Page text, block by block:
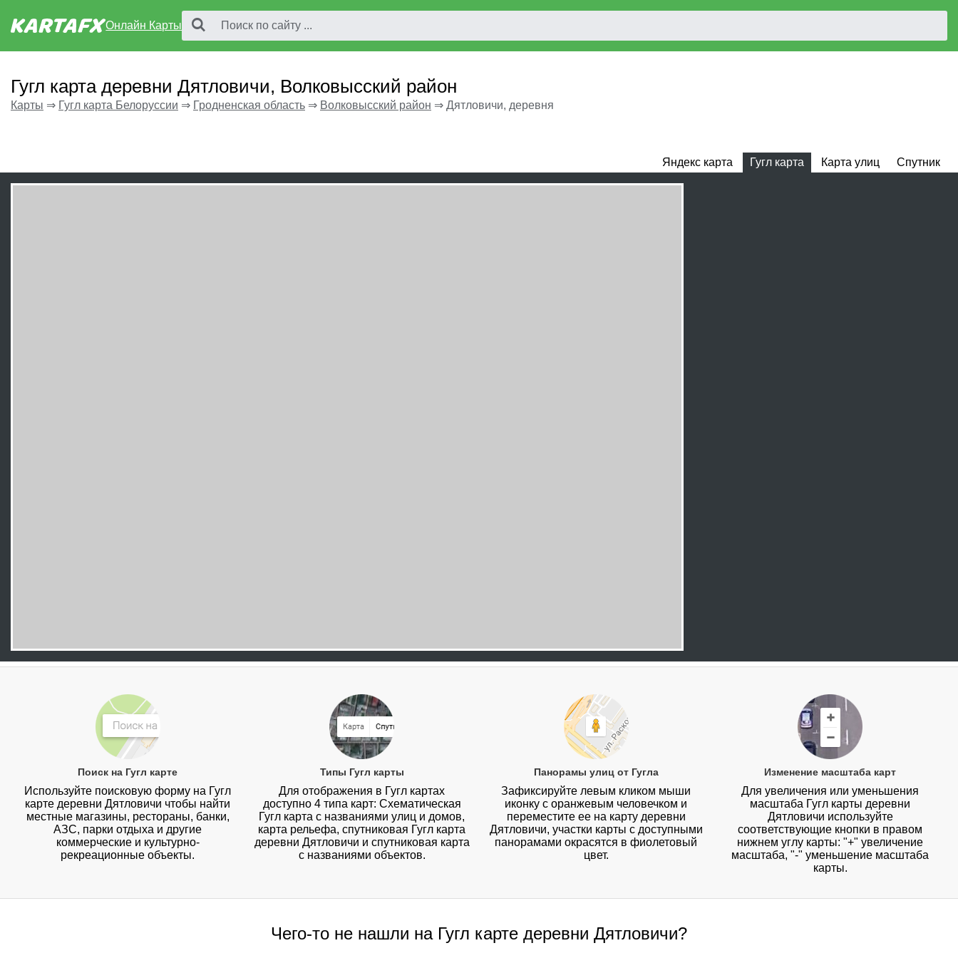
Онлайн Карты
Гугл карта деревни Дятловичи, Волковысский район
Карты ⇒ Гугл карта Белоруссии ⇒ Гродненская область ⇒ Волковысский район ⇒ Дятловичи, деревня
Яндекс карта Гугл карта Карта улиц Спутник
Поиск на Гугл карте
Используйте поисковую форму на Гугл
карте деревни Дятловичи чтобы найти
местные магазины, рестораны, банки,
АЗС, парки отдыха и другие
коммерческие и культурно-
рекреационные объекты.
Типы Гугл карты
Для отображения в Гугл картах
доступно 4 типа карт: Схематическая
Гугл карта с названиями улиц и домов,
карта рельефа, спутниковая Гугл карта
деревни Дятловичи и спутниковая карта
с названиями объектов.
Панорамы улиц от Гугла
Зафиксируйте левым кликом мыши
иконку с оранжевым человечком и
переместите ее на карту деревни
Дятловичи, участки карты с доступными
панорамами окрасятся в фиолетовый
цвет.
Изменение масштаба карт
Для увеличения или уменьшения
масштаба Гугл карты деревни
Дятловичи используйте
соответствующие кнопки в правом
нижнем углу карты: "+" увеличение
масштаба, "-" уменьшение масштаба
карты.
Чего-то не нашли на Гугл карте деревни Дятловичи?